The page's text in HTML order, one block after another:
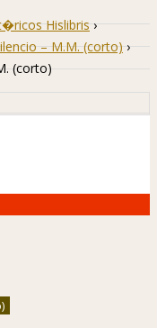
Hislibris ›
– M.M. (corto) ›
(corto)